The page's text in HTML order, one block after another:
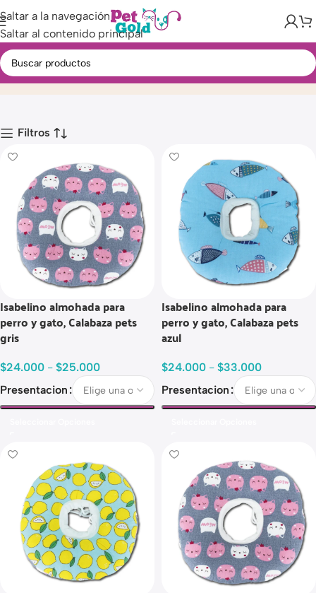
Saltar a la navegación
Saltar al contenido principal
Isabelinos almohadasInicio Producto
Filtros
Isabelino almohada para
perro y gato, Calabaza pets
gris
$24.000 - $25.000
Presentacion
Isabelino almohada para
perro y gato, Calabaza pets
azul
$24.000 - $33.000
Presentacion